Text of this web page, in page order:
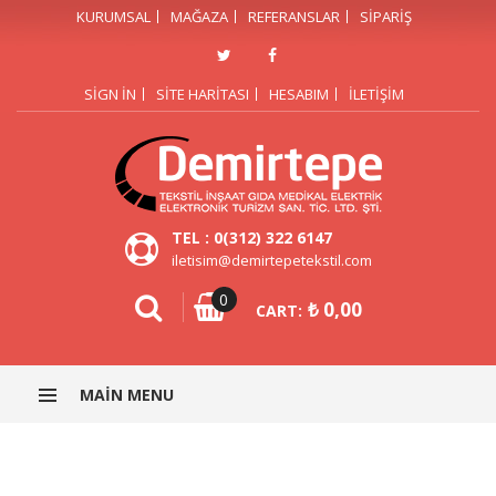
KURUMSAL MAĞAZA REFERANSLAR SIPARIŞ
SIGN IN SITE HARITASI HESABIM İLETIŞIM
TEL : 0(312) 322 6147
iletisim@demirtepetekstil.com
0
CART: ₺0,00
MAIN MENU